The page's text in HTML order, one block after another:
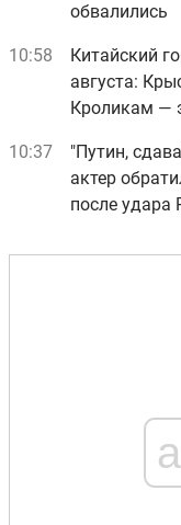
обвалились
10:58
Китайский
августа:
Кроликам —
10:37
"Путин,
актер
после удара